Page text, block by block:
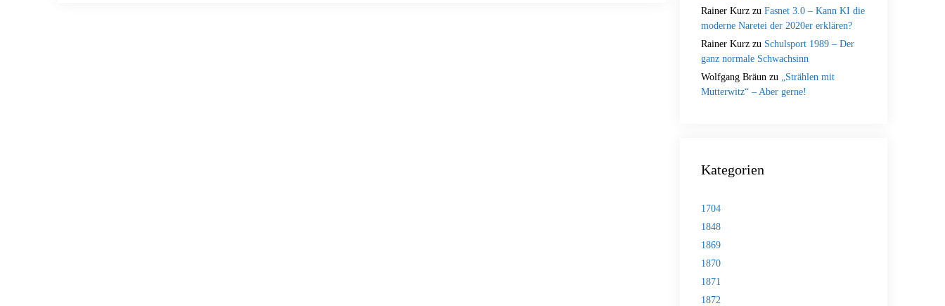
Rainer Kurz zu Fasnet 3.0 – Kann KI die
moderne Naretei der 2020er erklären?
Rainer Kurz zu Schulsport 1989 – Der
ganz normale Schwachsinn
Wolfgang Bräun zu „Strählen mit
Mutterwitz“ – Aber gerne!
Kategorien
1704
1848
1869
1870
1871
1872